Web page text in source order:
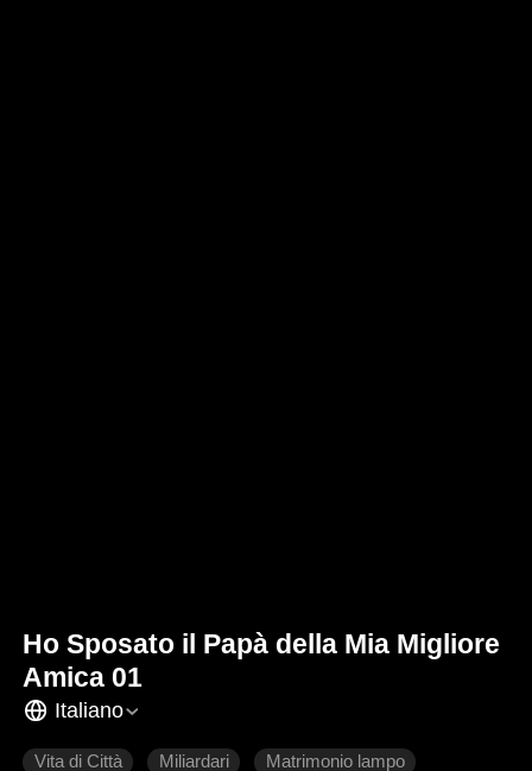
Ho Sposato il Papà della Mia Migliore
Amica 01
Italiano
Vita di Città Miliardari Matrimonio lampo